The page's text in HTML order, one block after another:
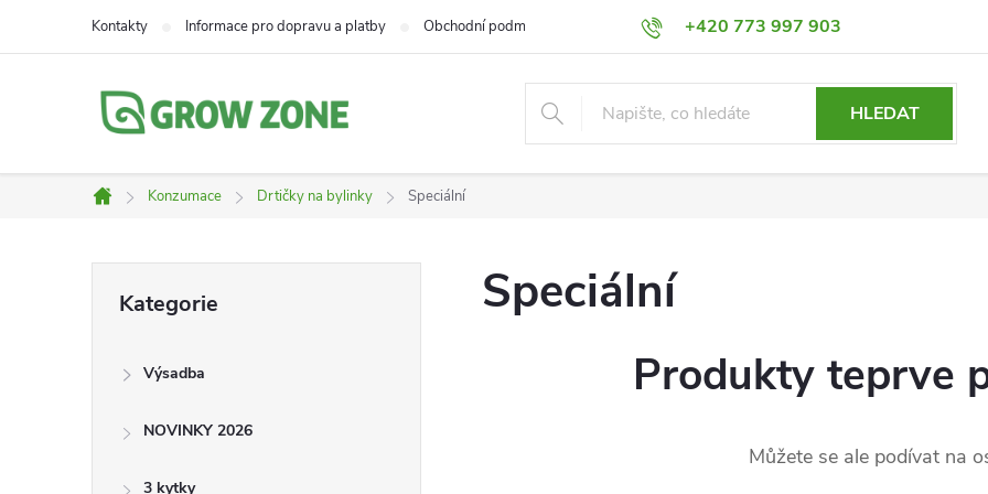
+420 773 997 903
Kontakty Informace pro dopravu a platby Obchodní podmínky Výměna a Vrácení Podmínky ochrany osobních údajů
HLEDAT
Domů
Konzumace Drtičky na bylinky Speciální
kategorie
Kategorie
Výsadba
NOVINKY 2026
3 kytky
Speciální
Produkty teprve
Můžete se ale podívat na